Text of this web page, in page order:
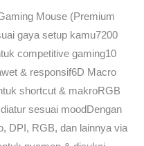
Mouse (Premium
gaya setup kamu7200
competitive gaming10
& responsif6D Macro
shortcut & makroRGB
sesuai moodDengan
DPI, RGB, dan lainnya via